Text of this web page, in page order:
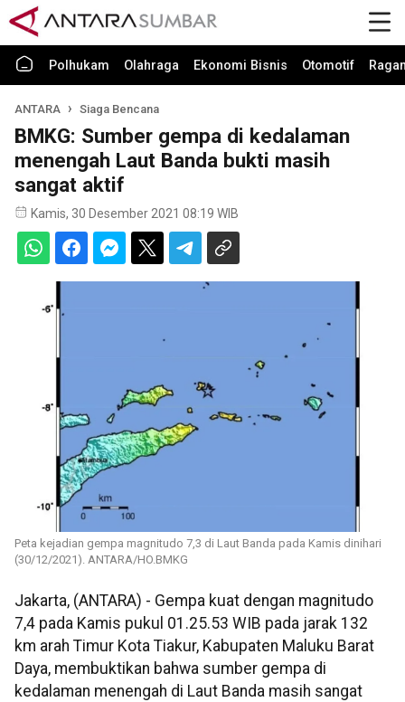
Polhukam Olahraga Ekonomi Bisnis Otomotif
ANTARA Siaga Bencana
BMKG: Sumber gempa di kedalaman
menengah Laut Banda bukti masih
sangat aktif
Kamis, 30 Desember 2021 08:19 WIB
Peta kejadian gempa magnitudo 7,3 di Laut Banda pada Kamis dinihari
(30/12/2021). ANTARA/HO.BMKG
Jakarta, (ANTARA) - Gempa kuat dengan magnitudo
7,4 pada Kamis pukul 01.25.53 WIB pada jarak 132
km arah Timur Kota Tiakur, Kabupaten Maluku Barat
Daya, membuktikan bahwa sumber gempa di
kedalaman menengah di Laut Banda masih sangat